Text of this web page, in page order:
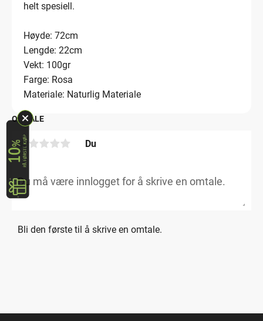
helt spesiell.
Høyde: 72cm
Lengde: 22cm
Vekt: 100gr
Farge: Rosa
Materiale: Naturlig Materiale
OMTALE
Du
Bli den første til å skrive en omtale.